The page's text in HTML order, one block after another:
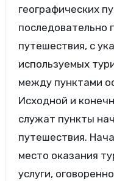
географических
последовательно
путешествия, с
используемых
между пунктами
Исходной и
служат пункты
путешествия.
место оказания
услуги,